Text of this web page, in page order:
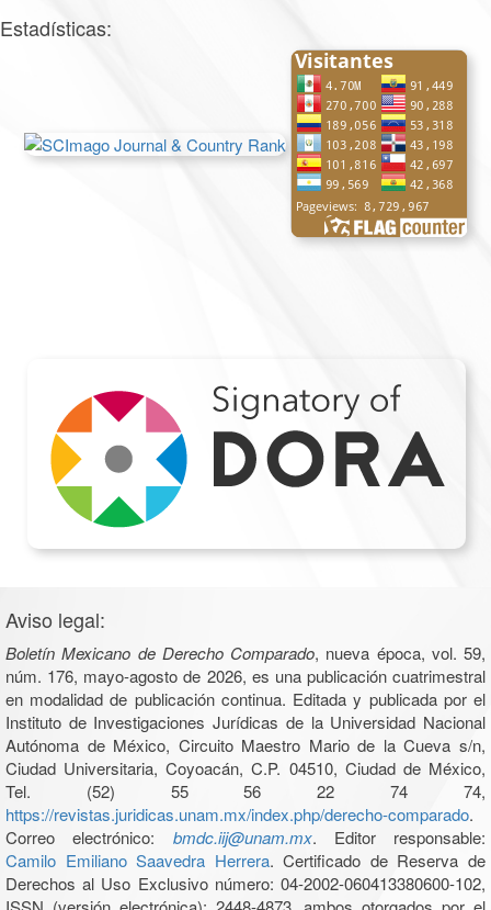
Estadísticas:
Aviso legal:
Boletín Mexicano de Derecho Comparado, nueva época, vol. 59,
núm. 176, mayo-agosto de 2026, es una publicación cuatrimestral
en modalidad de publicación continua. Editada y publicada por el
Instituto de Investigaciones Jurídicas de la Universidad Nacional
Autónoma de México, Circuito Maestro Mario de la Cueva s/n,
Ciudad Universitaria, Coyoacán, C.P. 04510, Ciudad de México,
Tel. (52) 55 56 22 74 74,
https://revistas.juridicas.unam.mx/index.php/derecho-comparado.
Correo electrónico: bmdc.iij@unam.mx. Editor responsable:
Camilo Emiliano Saavedra Herrera. Certificado de Reserva de
Derechos al Uso Exclusivo número: 04-2002-060413380600-102,